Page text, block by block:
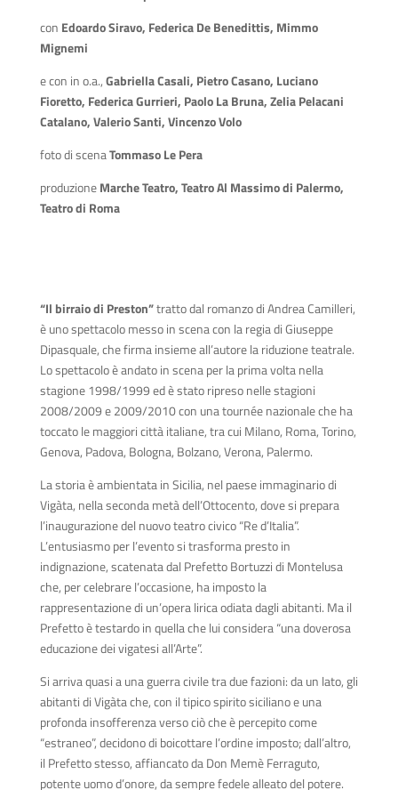
con Edoardo Siravo, Federica De Benedittis, Mimmo
Mignemi
e con in o.a.,Gabriella Casali, Pietro Casano, Luciano
Fioretto, Federica Gurrieri, Paolo La Bruna, Zelia Pelacani
Catalano, Valerio Santi, Vincenzo Volo
foto di scenaTommaso Le Pera
produzioneMarche Teatro, Teatro Al Massimo di Palermo,
Teatro di Roma
“Il birraio di Preston”tratto dal romanzo di Andrea Camilleri,
è uno spettacolo messo in scena con la regia di Giuseppe
Dipasquale, che firma insieme all’autore la riduzione teatrale.
Lo spettacolo è andato in scena per la prima volta nella
stagione 1998/1999 ed è stato ripreso nelle stagioni
2008/2009 e 2009/2010 con una tournée nazionale che ha
toccato le maggiori città italiane, tra cui Milano, Roma, Torino,
Genova, Padova, Bologna, Bolzano, Verona, Palermo.
La storia è ambientata in Sicilia, nel paese immaginario di
Vigàta, nella seconda metà dell’Ottocento, dove si prepara
l’inaugurazione del nuovo teatro civico “Re d’Italia”.
L’entusiasmo per l’evento si trasforma presto in
indignazione, scatenata dal Prefetto Bortuzzi di Montelusa
che, per celebrare l’occasione, ha imposto la
rappresentazione di un’opera lirica odiata dagli abitanti. Ma il
Prefetto è testardo in quella che lui considera “una doverosa
educazione dei vigatesi all’Arte”.
Si arriva quasi a una guerra civile tra due fazioni: da un lato, gli
abitanti di Vigàta che, con il tipico spirito siciliano e una
profonda insofferenza verso ciò che è percepito come
“estraneo”, decidono di boicottare l’ordine imposto; dall’altro,
il Prefetto stesso, affiancato da Don Memè Ferraguto,
potente uomo d’onore, da sempre fedele alleato del potere.